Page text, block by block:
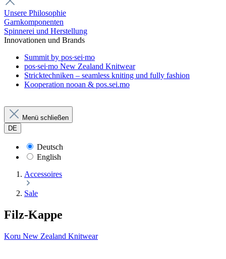
Unsere Philosophie
Garnkomponenten
Spinnerei und Herstellung
Innovationen und Brands
Summit by pos∙sei∙mo
pos∙sei∙mo New Zealand Knitwear
Stricktechniken – seamless kniting und fully fashion
Kooperation nooan & pos.sei.mo
Menü schließen
DE
Deutsch
English
Accessoires
Sale
Filz-Kappe
Koru New Zealand Knitwear